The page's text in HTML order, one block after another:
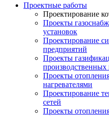
Проектные работы
Проектирование
Проекты
установок
Проектирование
предприятий
Проекты
Проекты
нагревателями
Проектирование
сетей
Проекты